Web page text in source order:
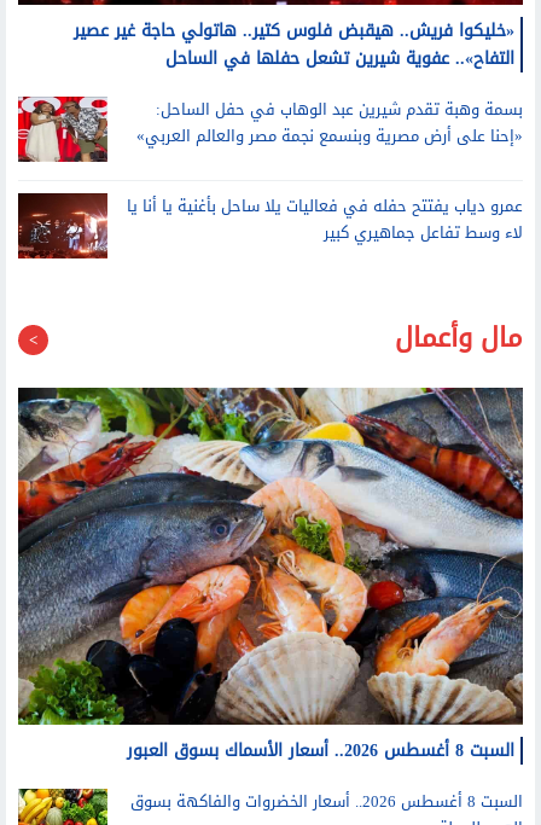
«خليكوا فريش.. هيقبض فلوس كتير.. هاتولي حاجة غير عصير
التفاح».. عفوية شيرين تشعل حفلها في الساحل
بسمة وهبة تقدم شيرين عبد الوهاب في حفل الساحل:
«إحنا على أرض مصرية وبنسمع نجمة مصر والعالم العربي»
عمرو دياب يفتتح حفله في فعاليات يلا ساحل بأغنية يا أنا يا
لاء وسط تفاعل جماهيري كبير
مال وأعمال
السبت 8 أغسطس 2026.. أسعار الأسماك بسوق العبور
السبت 8 أغسطس 2026.. أسعار الخضروات والفاكهة بسوق
العبور للجملة